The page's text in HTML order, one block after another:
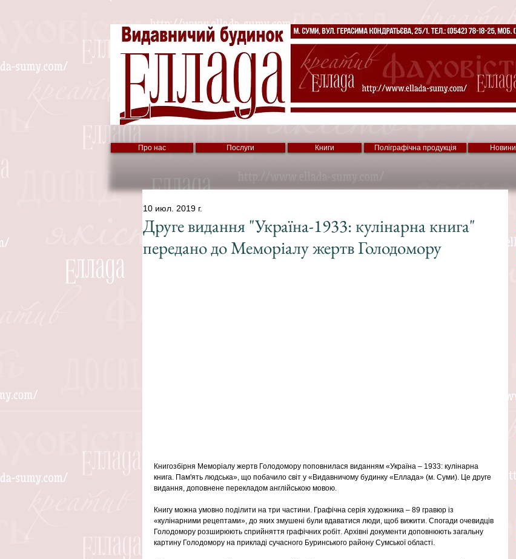
Про нас Послуги Книги Поліграфічна продукція Новини
Друге видання "Україна-1933: кулінарна книга"
передано до Меморіалу жертв Голодомору
10 июл. 2019 г.
Книгозбірня Меморіалу жертв Голодомору поповнилася виданням «Україна – 1933: кулінарна
книга. Пам'ять людська», що побачило світ у «Видавничому будинку «Еллада» (м. Суми). Це друге
видання, доповнене перекладом англійською мовою.
Книгу можна умовно поділити на три частини. Графічна серія художника – 89 гравюр із
«кулінарними рецептами», до яких змушені були вдаватися люди, щоб вижити. Спогади очевидців
Голодомору розширюють сприйняття графічних робіт. Архівні документи доповнюють загальну
картину Голодомору на прикладі сучасного Буринського району Сумської області.